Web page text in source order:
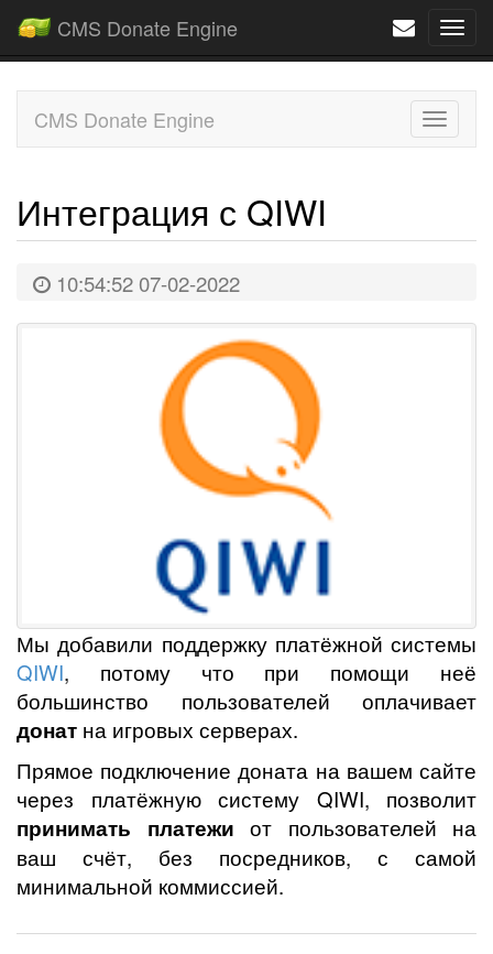
CMS Donate Engine
Toggle
CMS Donate Engine
Интеграция с QIWI
10:54:52 07-02-2022
Мы добавили поддержку платёжной системы
QIWI, потому что при помощи неё
большинство пользователей оплачивает
донат на игровых серверах.
Прямое подключение доната на вашем сайте
через платёжную систему QIWI, позволит
принимать платежи от пользователей на
ваш счёт, без посредников, с самой
минимальной коммиссией.